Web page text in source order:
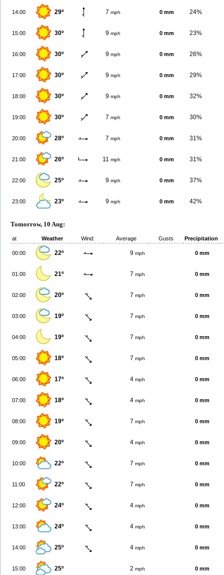
14:00 29º 7 mph 0 mm 24%
15:00 30º 9 mph 0 mm 23%
16:00 30º 9 mph 0 mm 26%
17:00 30º 9 mph 0 mm 29%
18:00 30º 9 mph 0 mm 32%
19:00 30º 7 mph 0 mm 30%
20:00 28º 7 mph 0 mm 31%
21:00 26º 11 mph 0 mm 31%
22:00 25º 9 mph 0 mm 37%
23:00 23º 9 mph 0 mm 42%
Tomorrow, 10 Aug:
at Weather Wind: Average Gusts Precipitation
00:00 22º 9 mph 0 mm
01:00 21º 7 mph 0 mm
02:00 20º 7 mph 0 mm
03:00 19º 7 mph 0 mm
04:00 19º 7 mph 0 mm
05:00 18º 7 mph 0 mm
06:00 17º 4 mph 0 mm
07:00 18º 4 mph 0 mm
08:00 19º 7 mph 0 mm
09:00 20º 4 mph 0 mm
10:00 22º 7 mph 0 mm
11:00 22º 7 mph 0 mm
12:00 24º 4 mph 0 mm
13:00 24º 4 mph 0 mm
14:00 25º 4 mph 0 mm
15:00 25º 2 mph 0 mm